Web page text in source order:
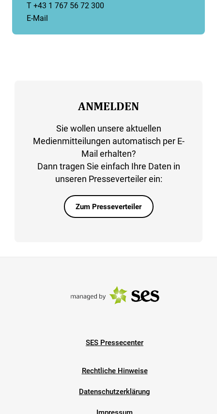
T +43 1 767 56 72 300
E-Mail
ANMELDEN
Sie wollen unsere aktuellen
Medienmitteilungen automatisch per E-
Mail erhalten?
Dann tragen Sie einfach Ihre Daten in
unseren Presseverteiler ein:
Zum Presseverteiler
SES Pressecenter
Rechtliche Hinweise
Datenschutzerklärung